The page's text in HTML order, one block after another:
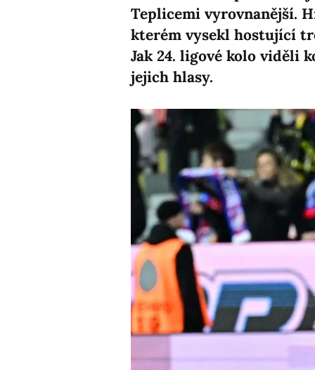
Teplicemi vyrovnanější.
kterém vysekl hostující
Jak 24. ligové kolo viděli
jejich hlasy.